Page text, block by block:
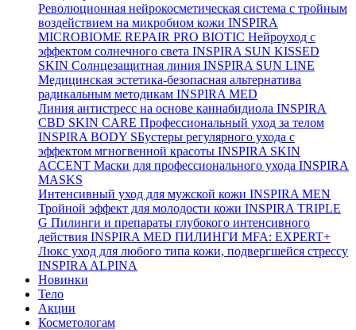
Революционная нейрокосметическая система с тройным
воздействием на микробиом кожи INSPIRA
MICROBIOME REPAIR PRO BIOTIC Нейроуход с
эффектом солнечного света INSPIRA SUN KISSED
SKIN Солнцезащитная линия INSPIRA SUN LINE
Медицинская эстетика-безопасная альтернатива
радикальным методикам INSPIRA MED
Линия антистресс на основе каннабидиола INSPIRA
CBD SKIN CARE Профессиональный уход за телом
INSPIRA BODY SБустеры регулярного ухода с
эффектом мгногвенной красоты INSPIRA SKIN
ACCENT Маски для профессионального ухода INSPIRA
MASKS
Интенсивный уход для мужской кожи INSPIRA MEN
Тройной эффект для молодости кожи INSPIRA TRIPLE
G Пилинги и препараты глубокого интенсивного
действия INSPIRA MED ПИЛИНГИ MFA: EXPERT+
Люкс уход для любого типа кожи, подвергшейся стрессу
INSPIRA ALPINA
Новинки
Тело
Акции
Косметологам